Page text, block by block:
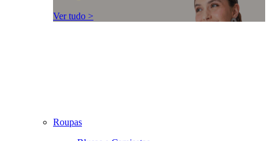
Ver tudo >
Roupas